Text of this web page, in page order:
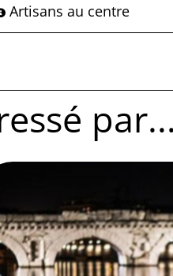
Artisans au centre